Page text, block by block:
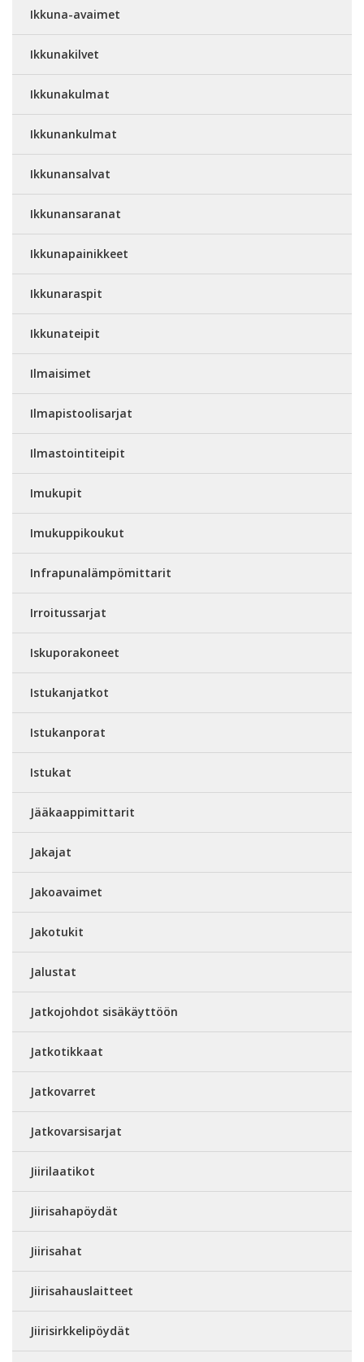
Ikkuna-avaimet
Ikkunakilvet
Ikkunakulmat
Ikkunankulmat
Ikkunansalvat
Ikkunansaranat
Ikkunapainikkeet
Ikkunaraspit
Ikkunateipit
Ilmaisimet
Ilmapistoolisarjat
Ilmastointiteipit
Imukupit
Imukuppikoukut
Infrapunalämpömittarit
Irroitussarjat
Iskuporakoneet
Istukanjatkot
Istukanporat
Istukat
Jääkaappimittarit
Jakajat
Jakoavaimet
Jakotukit
Jalustat
Jatkojohdot sisäkäyttöön
Jatkotikkaat
Jatkovarret
Jatkovarsisarjat
Jiirilaatikot
Jiirisahapöydät
Jiirisahat
Jiirisahauslaitteet
Jiirisirkkelipöydät